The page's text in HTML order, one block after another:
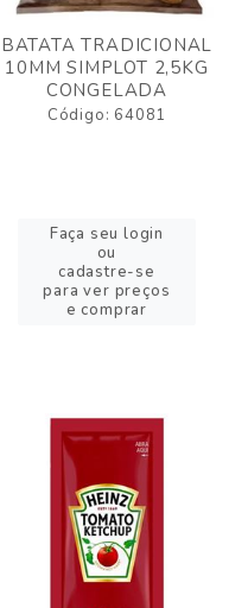
BATATA TRADICIONAL
10MM SIMPLOT 2,5KG
CONGELADA
Código: 64081
Faça seu login
ou
cadastre-se
para ver preços
e comprar